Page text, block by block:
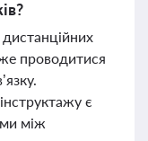
проводитися
є
між